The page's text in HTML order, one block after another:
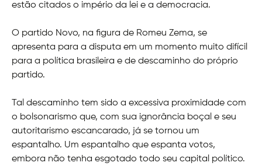
estão citados o império da lei e a democracia.
O partido Novo, na figura de Romeu Zema, se
apresenta para a disputa em um momento muito difícil
para a política brasileira e de descaminho do próprio
partido.
Tal descaminho tem sido a excessiva proximidade com
o bolsonarismo que, com sua ignorância boçal e seu
autoritarismo escancarado, já se tornou um
espantalho. Um espantalho que espanta votos,
embora não tenha esgotado todo seu capital político.